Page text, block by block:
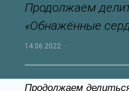
Продолжаем
«Обнажённые
14.06.2022 ·
Продолжаем